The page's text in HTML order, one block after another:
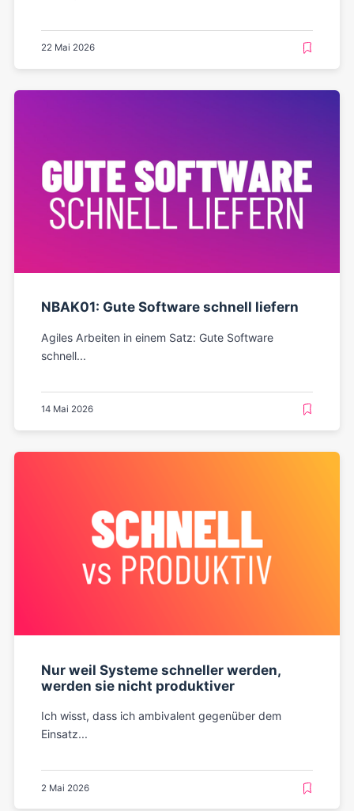
22 Mai 2026
NBAK01: Gute Software schnell liefern
Agiles Arbeiten in einem Satz: Gute Software
schnell...
14 Mai 2026
Nur weil Systeme schneller werden,
werden sie nicht produktiver
Ich wisst, dass ich ambivalent gegenüber dem
Einsatz...
2 Mai 2026